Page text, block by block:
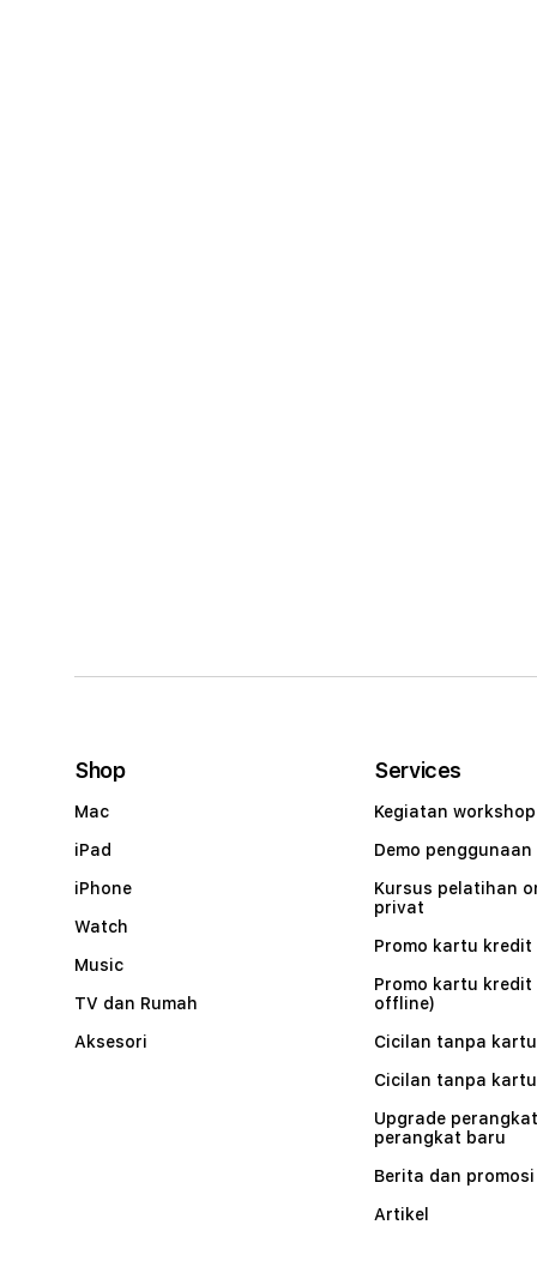
Shop
Mac
iPad
iPhone
Watch
Music
TV dan Rumah
Aksesori
Services
Kegiatan workshop
Demo penggunaan
Kursus pelatihan
privat
Promo kartu kredit
Promo kartu kredit
offline)
Cicilan tanpa
Cicilan tanpa
Upgrade
perangkat baru
Berita dan promosi
Artikel